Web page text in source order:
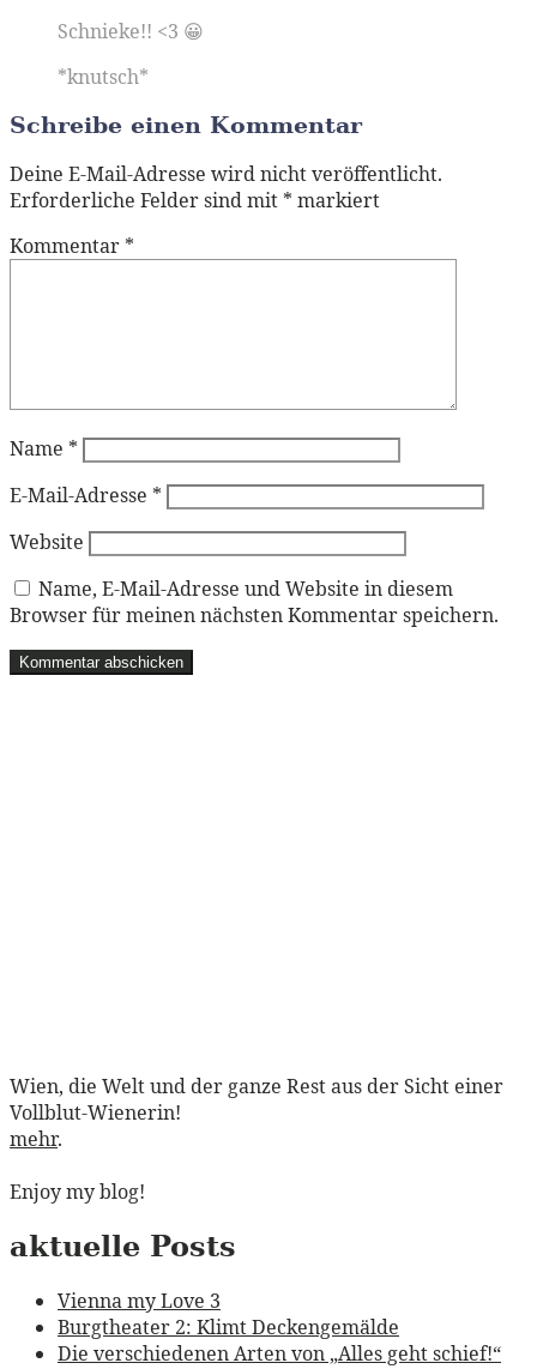
Schnieke!! <3 😀
*knutsch*
Schreibe einen Kommentar
Deine E-Mail-Adresse wird nicht veröffentlicht.
Erforderliche Felder sind mit * markiert
Kommentar *
Name *
E-Mail-Adresse *
Website
Name, E-Mail-Adresse und Website in diesem
Browser für meinen nächsten Kommentar speichern.
Wien, die Welt und der ganze Rest aus der Sicht einer
Vollblut-Wienerin!
mehr.
Enjoy my blog!
aktuelle Posts
Vienna my Love 3
Burgtheater 2: Klimt Deckengemälde
Die verschiedenen Arten von „Alles geht schief!“